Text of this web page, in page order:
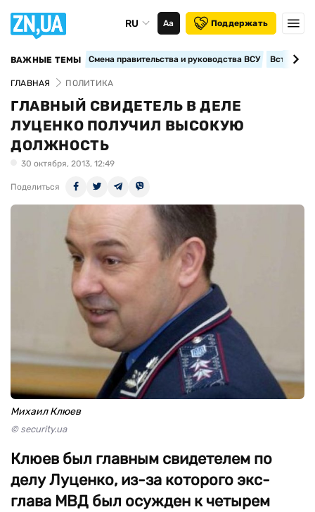
RU Аа Поддержать
ВАЖНЫЕ ТЕМЫ Смена правительства и руководства ВСУ
ГЛАВНАЯ ПОЛИТИКА
ГЛАВНЫЙ СВИДЕТЕЛЬ В ДЕЛЕ
ЛУЦЕНКО ПОЛУЧИЛ ВЫСОКУЮ
ДОЛЖНОСТЬ
30 октября, 2013, 12:49
Поделиться
Михаил Клюев
© security.ua
Клюев был главным свидетелем по
делу Луценко, из-за которого экс-
глава МВД был осужден к четырем